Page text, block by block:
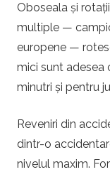
Oboseala și
multiple —
europene —
mici sunt adesea
minutri și pentru
Reveniri din
dintr-o
nivelul maxim.